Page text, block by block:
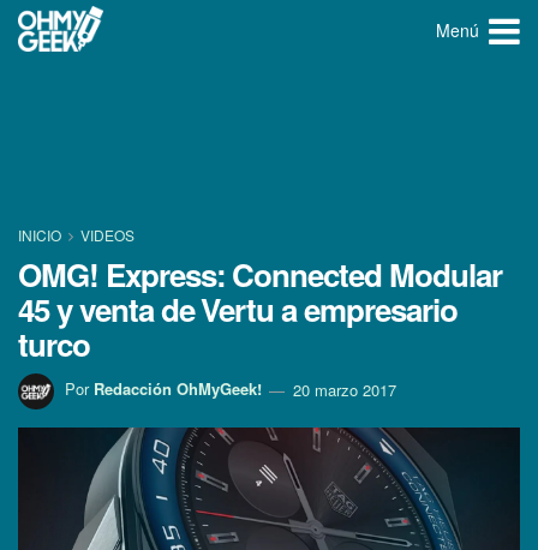
Menú
INICIO VIDEOS
OMG! Express: Connected Modular
45 y venta de Vertu a empresario
turco
Por Redacción OhMyGeek! 20 marzo 2017